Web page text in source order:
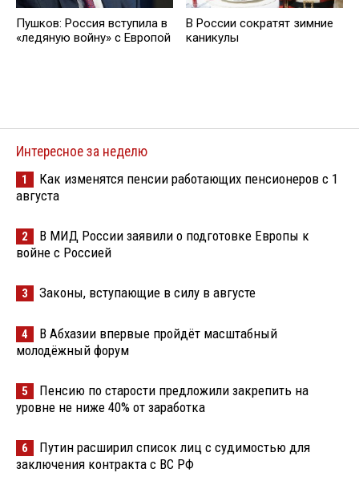
Пушков: Россия вступила в
«ледяную войну» с Европой
В России сократят зимние
каникулы
Интересное за неделю
1
Как изменятся пенсии работающих пенсионеров с 1
августа
2
В МИД России заявили о подготовке Европы к
войне с Россией
3 Законы, вступающие в силу в августе
4
В Абхазии впервые пройдёт масштабный
молодёжный форум
5
Пенсию по старости предложили закрепить на
уровне не ниже 40% от заработка
6
Путин расширил список лиц с судимостью для
заключения контракта с ВС РФ